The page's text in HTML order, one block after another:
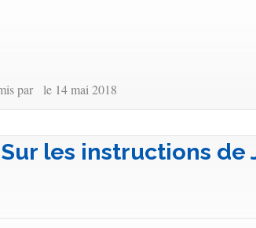
par le 14 mai 2018
les instructions de